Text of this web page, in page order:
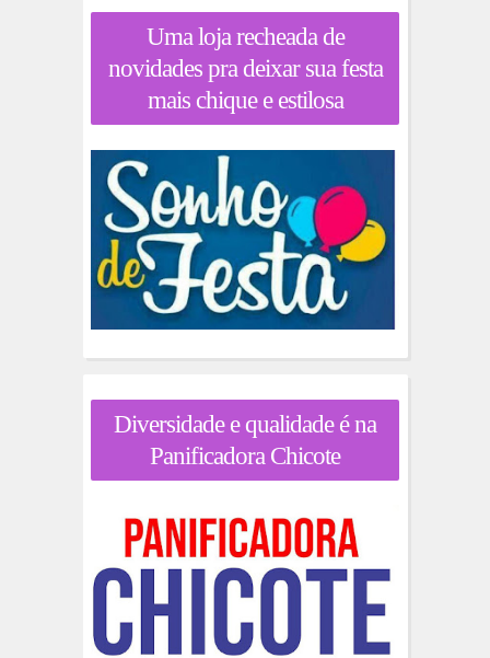
Uma loja recheada de
novidades pra deixar sua festa
mais chique e estilosa
Diversidade e qualidade é na
Panificadora Chicote